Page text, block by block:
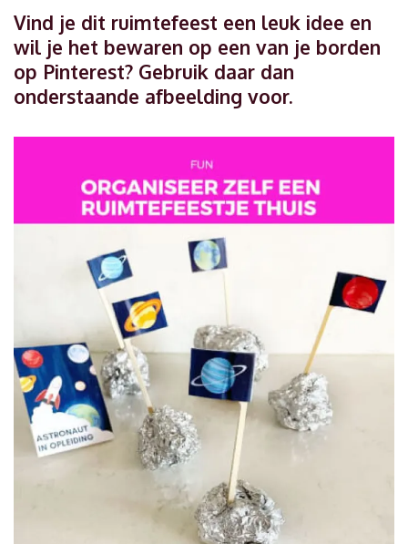
Vind je dit ruimtefeest een leuk idee en
wil je het bewaren op een van je borden
op Pinterest? Gebruik daar dan
onderstaande afbeelding voor.